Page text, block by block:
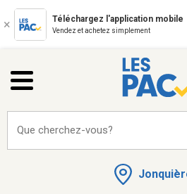
Téléchargez l'application mobile
Vendez et achetez simplement
Que cherchez-vous?